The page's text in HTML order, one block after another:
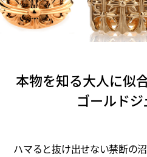
本物を知る大人に似
ゴールド
ハマると抜け出せない禁断の